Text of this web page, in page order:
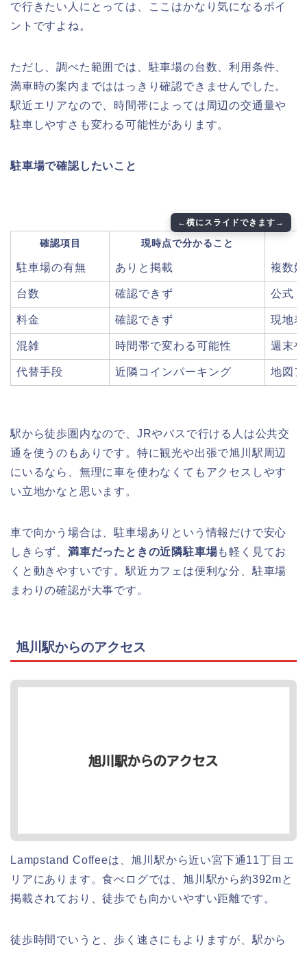
で行きたい人にとっては、ここはかなり気になるポイ
ントですよね。
ただし、調べた範囲では、駐車場の台数、利用条件、
満車時の案内までははっきり確認できませんでした。
駅近エリアなので、時間帯によっては周辺の交通量や
駐車しやすさも変わる可能性があります。
駐車場で確認したいこと
確認項目 現時点で分かること
駐車場の有無 ありと掲載 複数
台数 確認できず 公式
料金 確認できず 現地
混雑 時間帯で変わる可能性 週末
代替手段 近隣コインパーキング 地図
駅から徒歩圏内なので、JRやバスで行ける人は公共交
通を使うのもありです。特に観光や出張で旭川駅周辺
にいるなら、無理に車を使わなくてもアクセスしやす
い立地かなと思います。
車で向かう場合は、駐車場ありという情報だけで安心
しきらず、 満車だったときの近隣駐車場も軽く見てお
くと動きやすいです。駅近カフェは便利な分、駐車場
まわりの確認が大事です。
旭川駅からのアクセス
Lampstand Coffeeは、旭川駅から近い宮下通11丁目エ
リアにあります。食べログでは、旭川駅から約392mと
掲載されており、徒歩でも向かいやすい距離です。
徒歩時間でいうと、歩く速さにもよりますが、駅から